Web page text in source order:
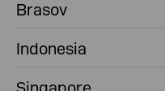
Brasov
Indonesia